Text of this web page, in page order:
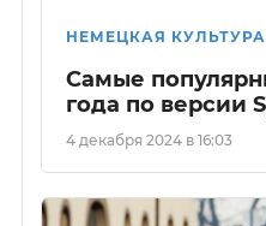
НЕМЕЦКАЯ КУЛЬТУРА
Самые
года по версии
4 декабря 2024 в 16:03